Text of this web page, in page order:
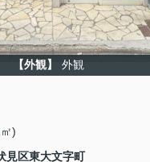
【外観】 外観
)
見区東大文字町